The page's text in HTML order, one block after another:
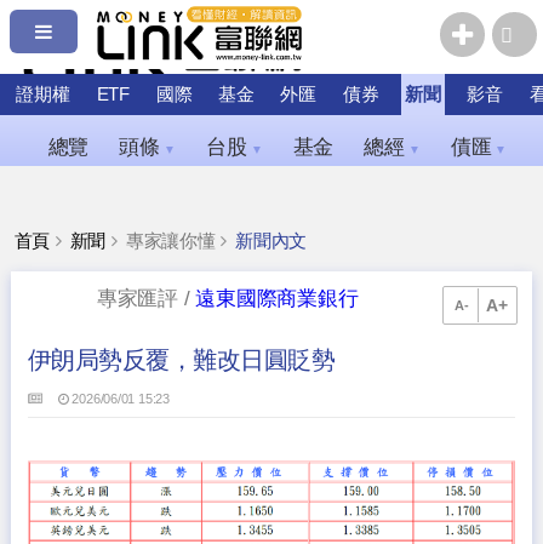
證期權 ETF 國際 基金 外匯 債券 新聞 影音
總覽 頭條 ▼ 台股 ▼ 基金 總經 ▼ 債匯 ▼
首頁 新聞 專家讓你懂 新聞內文
A- A+
專家匯評 /遠東國際商業銀行
伊朗局勢反覆，難改日圓貶勢
2026/06/01 15:23